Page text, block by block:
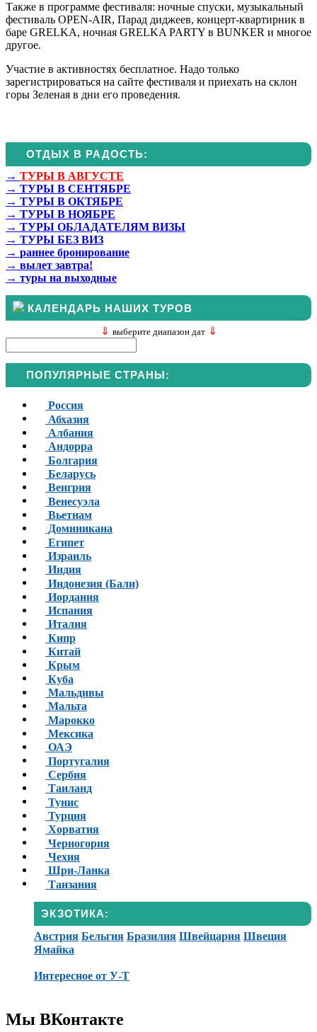
Также в программе фестиваля: ночные спуски, музыкальный
фестиваль OPEN-AIR, Парад диджеев, концерт-квартирник в
баре GRELKA, ночная GRELKA PARTY в BUNKER и многое
другое.
Участие в активностях бесплатное. Надо только
зарегистрироваться на сайте фестиваля и приехать на склон
горы Зеленая в дни его проведения.
ОТДЫХ В РАДОСТЬ:
→ ТУРЫ В АВГУСТЕ
→ ТУРЫ В СЕНТЯБРЕ
→ ТУРЫ В ОКТЯБРЕ
→ ТУРЫ В НОЯБРЕ
→ ТУРЫ ОБЛАДАТЕЛЯМ ВИЗЫ
→ ТУРЫ БЕЗ ВИЗ
→ раннее бронирование
→ вылет завтра!
→ туры на выходные
КАЛЕНДАРЬ НАШИХ ТУРОВ
⇓ выберите диапазон дат⇓
ПОПУЛЯРНЫЕ СТРАНЫ:
Россия
Абхазия
Албания
Андорра
Болгария
Беларусь
Венгрия
Венесуэла
Вьетнам
Доминикана
Египет
Израиль
Индия
Индонезия (Бали)
Иордания
Испания
Италия
Кипр
Китай
Крым
Куба
Мальдивы
Мальта
Марокко
Мексика
ОАЭ
Португалия
Сербия
Таиланд
Тунис
Турция
Хорватия
Черногория
Чехия
Шри-Ланка
Танзания
ЭКЗОТИКА:
Австрия Бельгия Бразилия Швейцария Швеция
Ямайка
Интересное от У-Т
Мы ВКонтакте